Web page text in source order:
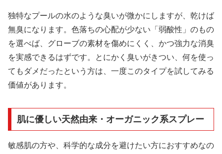
独特なプールの水のような臭いが微かにしますが、乾けば
無臭になります。色落ちの心配が少ない「弱酸性」のもの
を選べば、グローブの素材を傷めにくく、かつ強力な消臭
を実感できるはずです。とにかく臭いがきつい、何を使っ
てもダメだったという方は、一度このタイプを試してみる
価値があります。
肌に優しい天然由来・オーガニック系スプレー
敏感肌の方や、科学的な成分を避けたい方におすすめなの